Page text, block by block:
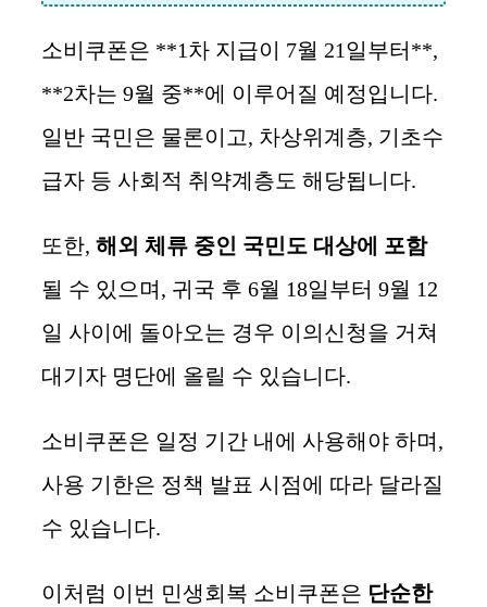
소비쿠폰은 **1차 지급이 7월 21일부터**,
**2차는 9월 중**에 이루어질 예정입니다.
일반 국민은 물론이고, 차상위계층, 기초수
급자 등 사회적 취약계층도 해당됩니다.
또한, 해외 체류 중인 국민도 대상에 포함
될 수 있으며, 귀국 후 6월 18일부터 9월 12
일 사이에 돌아오는 경우 이의신청을 거쳐
대기자 명단에 올릴 수 있습니다.
소비쿠폰은 일정 기간 내에 사용해야 하며,
사용 기한은 정책 발표 시점에 따라 달라질
수 있습니다.
이처럼 이번 민생회복 소비쿠폰은 단순한